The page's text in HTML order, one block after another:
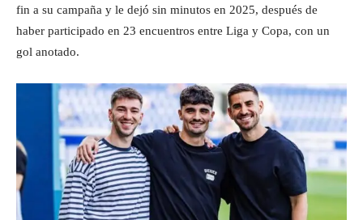
fin a su campaña y le dejó sin minutos en 2025, después de
haber participado en 23 encuentros entre Liga y Copa, con un
gol anotado.